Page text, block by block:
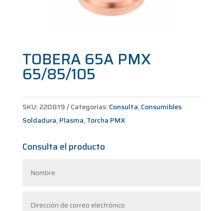
TOBERA 65A PMX
65/85/105
SKU:220819 Categorías:Consulta,Consumibles
Soldadura,Plasma,Torcha PMX
Consulta el producto